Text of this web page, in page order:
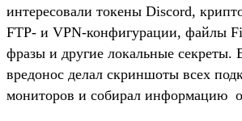
интересовали токены Discord,
FTP- и VPN-конфигурации, файлы
фразы и другие локальные секреты.
вредонос делал скриншоты всех
мониторов и собирал информацию о